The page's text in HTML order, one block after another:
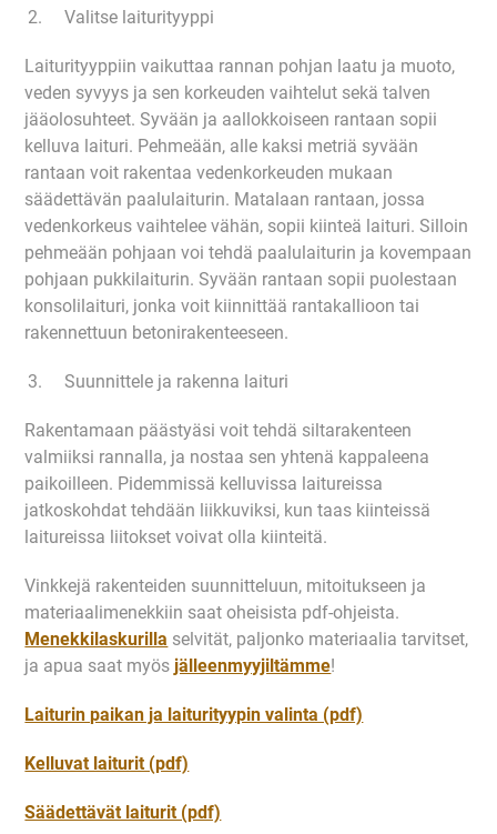
Valitse laiturityyppi
Laiturityyppiin vaikuttaa rannan pohjan laatu ja muoto,
veden syvyys ja sen korkeuden vaihtelut sekä talven
jääolosuhteet. Syvään ja aallokkoiseen rantaan sopii
kelluva laituri. Pehmeään, alle kaksi metriä syvään
rantaan voit rakentaa vedenkorkeuden mukaan
säädettävän paalulaiturin. Matalaan rantaan, jossa
vedenkorkeus vaihtelee vähän, sopii kiinteä laituri. Silloin
pehmeään pohjaan voi tehdä paalulaiturin ja kovempaan
pohjaan pukkilaiturin. Syvään rantaan sopii puolestaan
konsolilaituri, jonka voit kiinnittää rantakallioon tai
rakennettuun betonirakenteeseen.
Suunnittele ja rakenna laituri
Rakentamaan päästyäsi voit tehdä siltarakenteen
valmiiksi rannalla, ja nostaa sen yhtenä kappaleena
paikoilleen. Pidemmissä kelluvissa laitureissa
jatkoskohdat tehdään liikkuviksi, kun taas kiinteissä
laitureissa liitokset voivat olla kiinteitä.
Vinkkejä rakenteiden suunnitteluun, mitoitukseen ja
materiaalimenekkiin saat oheisista pdf-ohjeista.
Menekkilaskurilla selvität, paljonko materiaalia tarvitset,
ja apua saat myösjälleenmyyjiltämme!
Laiturin paikan ja laiturityypin valinta (pdf)
Kelluvat laiturit (pdf)
Säädettävät laiturit (pdf)